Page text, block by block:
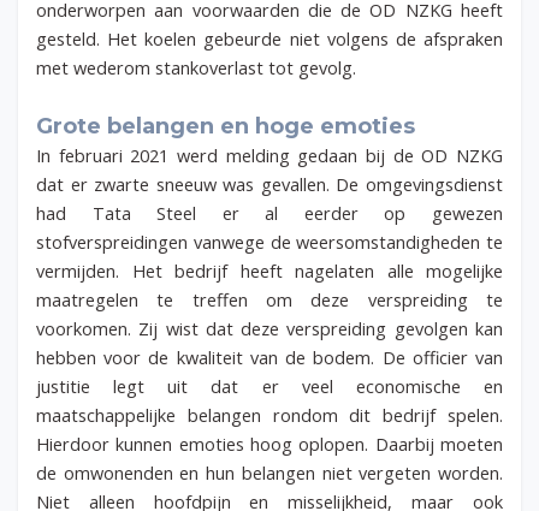
onderworpen aan voorwaarden die de OD NZKG heeft
gesteld. Het koelen gebeurde niet volgens de afspraken
met wederom stankoverlast tot gevolg.
Grote belangen en hoge emoties
In februari 2021 werd melding gedaan bij de OD NZKG
dat er zwarte sneeuw was gevallen. De omgevingsdienst
had Tata Steel er al eerder op gewezen
stofverspreidingen vanwege de weersomstandigheden te
vermijden. Het bedrijf heeft nagelaten alle mogelijke
maatregelen te treffen om deze verspreiding te
voorkomen. Zij wist dat deze verspreiding gevolgen kan
hebben voor de kwaliteit van de bodem. De officier van
justitie legt uit dat er veel economische en
maatschappelijke belangen rondom dit bedrijf spelen.
Hierdoor kunnen emoties hoog oplopen. Daarbij moeten
de omwonenden en hun belangen niet vergeten worden.
Niet alleen hoofdpijn en misselijkheid, maar ook